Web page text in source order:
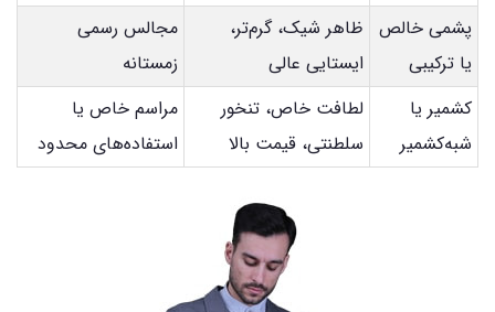
پشمی خالص
یا ترکیبی
ظاهر شیک، گرم‌تر،
ایستایی عالی
مجالس رسمی
زمستانه
کشمیر یا
شبه‌کشمیر
لطافت خاص، تنخور
سلطنتی، قیمت بالا
مراسم خاص یا
استفاده‌های محدود